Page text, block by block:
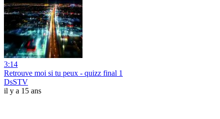
3:14
Retrouve moi si tu peux - quizz final 1
DsSTV
il y a 15 ans